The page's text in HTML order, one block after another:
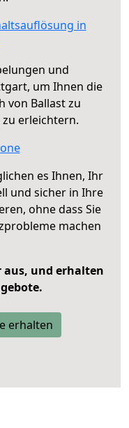
in
und
um Ihnen die
von Ballast zu
erleichtern.
es Ihnen, Ihr
und sicher in Ihre
ohne dass Sie
machen
aus, und erhalten
erhalten